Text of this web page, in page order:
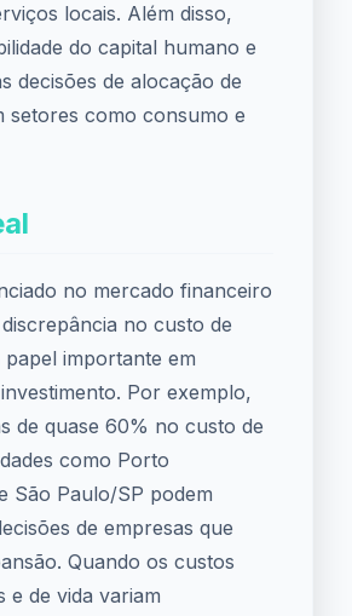
locais. Além disso,
do capital humano e
decisões de alocação de
setores como consumo e
no mercado financeiro
no custo de
papel importante em
Por exemplo,
de quase 60% no custo de
como Porto
São Paulo/SP podem
de empresas que
Quando os custos
e de vida variam